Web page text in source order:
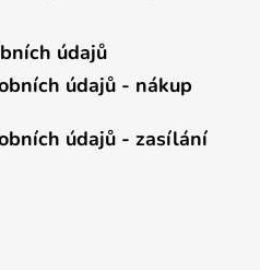
údajů
údajů - nákup
údajů - zasílání